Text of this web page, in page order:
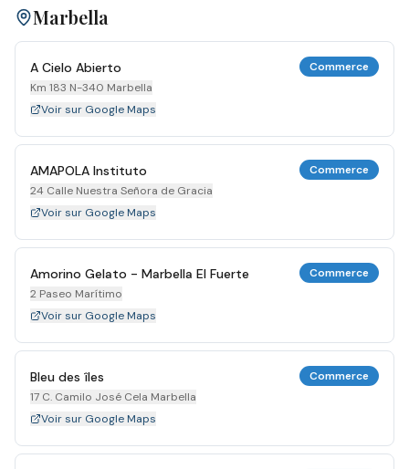
Marbella
A Cielo Abierto
Km 183 N-340 Marbella
Commerce
Voir sur Google Maps
AMAPOLA Instituto
24 Calle Nuestra Señora de Gracia
Commerce
Voir sur Google Maps
Amorino Gelato - Marbella El Fuerte
2 Paseo Marítimo
Commerce
Voir sur Google Maps
Bleu des îles
17 C. Camilo José Cela Marbella
Commerce
Voir sur Google Maps